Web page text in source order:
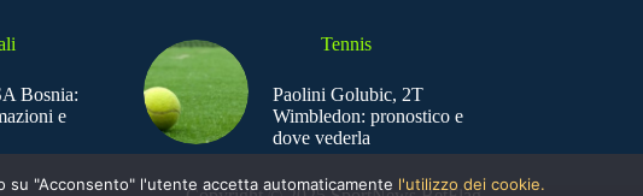
Bosnia:
e
Tennis
Paolini Golubic, 2T
Wimbledon: pronostico e
dove vederla
"Acconsento" l'utente accetta automaticamente l'utilizzo dei cookie.